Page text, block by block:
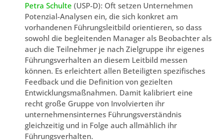
Petra Schulte (USP-D): Oft setzen Unternehmen
Potenzial-Analysen ein, die sich konkret am
vorhandenen Führungsleitbild orientieren, so dass
sowohl die begleitenden Manager als Beobachter als
auch die Teilnehmer je nach Zielgruppe ihr eigenes
Führungsverhalten an diesem Leitbild messen
können. Es erleichtert allen Beteiligten spezifisches
Feedback und die Definition von gezielten
Entwicklungsmaßnahmen. Damit kalibriert eine
recht große Gruppe von Involvierten ihr
unternehmensinternes Führungsverständnis
gleichzeitig und in Folge auch allmählich ihr
Führungsverhalten.